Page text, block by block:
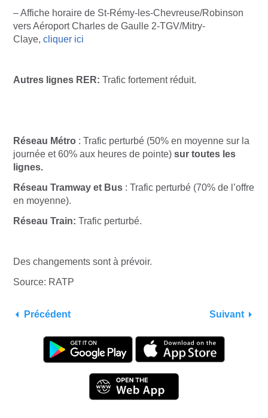
– Affiche horaire de St-Rémy-les-Chevreuse/Robinson
vers Aéroport Charles de Gaulle 2-TGV/Mitry-
Claye, cliquer ici
Autres lignes RER: Trafic fortement réduit.
Réseau Métro : Trafic perturbé (50% en moyenne sur la
journée et 60% aux heures de pointe) sur toutes les
lignes.
Réseau Tramway et Bus : Trafic perturbé (70% de l’offre
en moyenne).
Réseau Train: Trafic perturbé.
Des changements sont à prévoir.
Source: RATP
Précédent Suivant